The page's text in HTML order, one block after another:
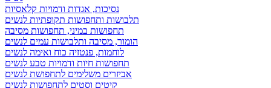
נסיכות, אגדות ודמויות קלאסיות
תלבושות ותחפושות תקופתיות לנשים
תחפושות במיני, תחפושות מסיבה
הומור, מסיבה ותלבושות עמים לנשים
לוחמות, פנטזיה כוח ואימה לנשים
תחפושות חיות ודמויות טבע לנשים
אביזרים משלימים לתחפושת לנשים
קיטים וסטים לתחפושות לנשים